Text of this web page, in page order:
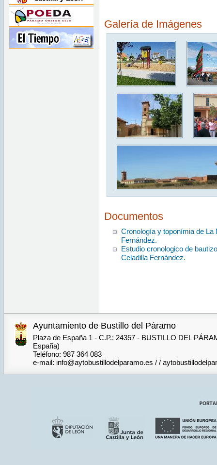
Galería de Imágenes
Documentos
Cronología y toponímia de La
Fernández.
Estudio cronologico de
Celadilla Fernández.
Ayuntamiento de Bustillo del Páramo
Plaza de España 1 - C.P.: 24357 - BUSTILLO DEL
España)
Teléfono: 987 364 083
e-mail: info@aytobustillodelparamo.es / /